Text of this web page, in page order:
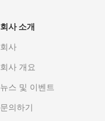
회사 소개
회사
회사 개요
뉴스 및 이벤트
문의하기